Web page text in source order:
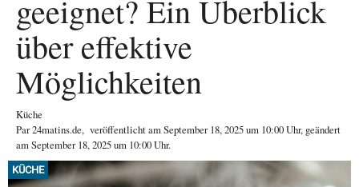
geeignet? Ein Überblick
über effektive
Möglichkeiten
Küche
Par24matins.de, veröffentlicht amSeptember 18, 2025um 10:00 Uhr, geändert
am September 18, 2025 um 10:00 Uhr.
KÜCHE